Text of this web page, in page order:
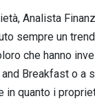
Analista
sempre un
che hanno
Breakfast o a
in quanto i